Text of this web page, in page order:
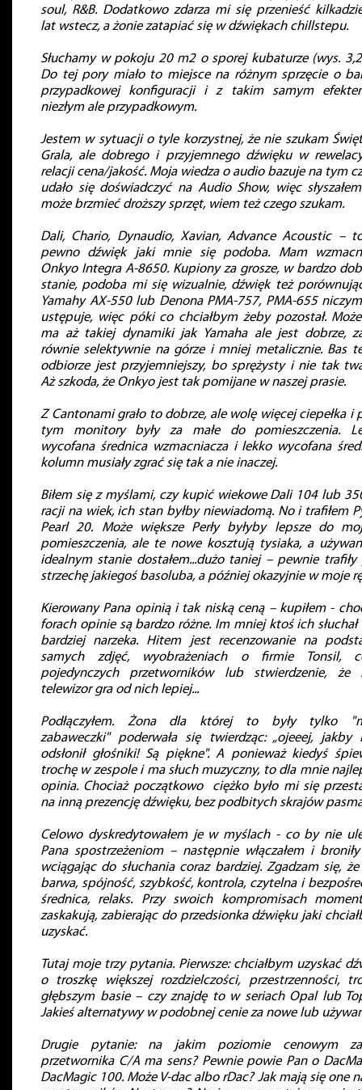
soul, R&B. Dodatkowo zdarza mi się przenieść
lat wstecz, a żonie zatapiać się w dźwiękach chillstepu.
Słuchamy w pokoju 20 m2 o sporej kubaturze (wys.
Do tej pory miało to miejsce na różnym sprzęcie o
przypadkowej konfiguracji i z takim samym
niezłym ale przypadkowym.
Jestem w sytuacji o tyle korzystnej, że nie szukam
Grala, ale dobrego i przyjemnego dźwięku w
relacji cena/jakość. Moja wiedza o audio bazuje na tym
udało się doświadczyć na Audio Show, więc
może brzmieć droższy sprzęt, wiem też czego szukam.
Dali, Chario, Dynaudio, Xavian, Advance Acoustic –
pewno dźwięk jaki mnie się podoba. Mam
Onkyo Integra A-8650. Kupiony za grosze, w bardzo
stanie, podoba mi się wizualnie, dźwięk też
Yamahy AX-550 lub Denona PMA-757, PMA-655
ustępuje, więc póki co chciałbym żeby pozostał.
ma aż takiej dynamiki jak Yamaha ale jest dobrze,
równie selektywnie na górze i mniej metalicznie. Bas
odbiorze jest przyjemniejszy, bo sprężysty i nie tak
Aż szkoda, że Onkyo jest tak pomijane w naszej prasie.
Z Cantonami grało to dobrze, ale wolę więcej ciepełka i
tym monitory były za małe do pomieszczenia.
wycofana średnica wzmacniacza i lekko wycofana
kolumn musiały zgrać się tak a nie inaczej.
Biłem się z myślami, czy kupić wiekowe Dali 104 lub
racji na wiek, ich stan byłby niewiadomą. No i trafiłem
Pearl 20. Może większe Perły byłyby lepsze do
pomieszczenia, ale te nowe kosztują tysiaka, a
idealnym stanie dostałem...dużo taniej – pewnie trafiły
strzechę jakiegoś basoluba, a później okazyjnie w moje
Kierowany Pana opinią i tak niską ceną – kupiłem -
forach opinie są bardzo różne. Im mniej ktoś ich
bardziej narzeka. Hitem jest recenzowanie na
samych zdjęć, wyobrażeniach o firmie Tonsil,
pojedynczych przetworników lub stwierdzenie, że
telewizor gra od nich lepiej...
Podłączyłem. Żona dla której to były tylko
zabaweczki" poderwała się twierdząc: „ojeeej, jakby
odsłonił głośniki! Są piękne". A ponieważ kiedyś
trochę w zespole i ma słuch muzyczny, to dla mnie
opinia. Chociaż początkowo ciężko było mi się
na inną prezencję dźwięku, bez podbitych skrajów
Celowo dyskredytowałem je w myślach - co by nie
Pana spostrzeżeniom – następnie włączałem i
wciągając do słuchania coraz bardziej. Zgadzam się,
barwa, spójność, szybkość, kontrola, czytelna i
średnica, relaks. Przy swoich kompromisach
zaskakują, zabierając do przedsionka dźwięku jaki
uzyskać.
Tutaj moje trzy pytania. Pierwsze: chciałbym uzyskać
o troszkę większej rozdzielczości, przestrzenności,
głębszym basie – czy znajdę to w seriach Opal lub
Jakieś alternatywy w podobnej cenie za nowe lub
Drugie pytanie: na jakim poziomie cenowym
przetwornika C/A ma sens? Pewnie powie Pan o
DacMagic 100. Może V-dac albo rDac? Jak mają się one